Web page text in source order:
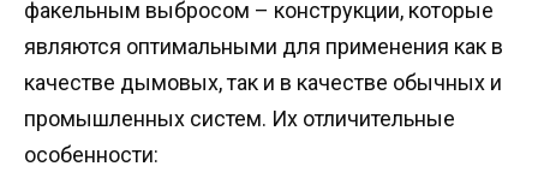
факельным выбросом – конструкции, которые
являются оптимальными для применения как в
качестве дымовых, так и в качестве обычных и
промышленных систем. Их отличительные
особенности: